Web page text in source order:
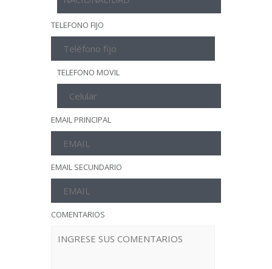
TELEFONO FIJO
TELEFONO MOVIL
EMAIL PRINCIPAL
EMAIL SECUNDARIO
COMENTARIOS